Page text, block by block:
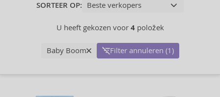
SORTEER OP:
U heeft gekozen voor 4položek
Baby Boom Filter annuleren (1)